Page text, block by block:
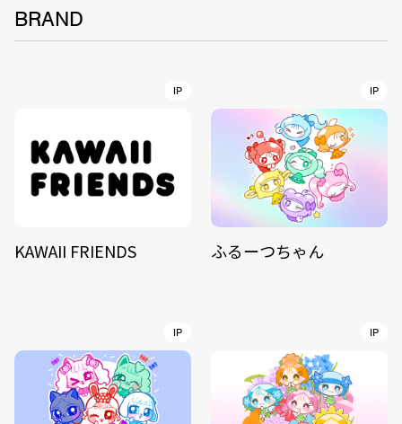
BRAND
IP
KAWAII FRIENDS
IP
ふるーつちゃん
IP IP